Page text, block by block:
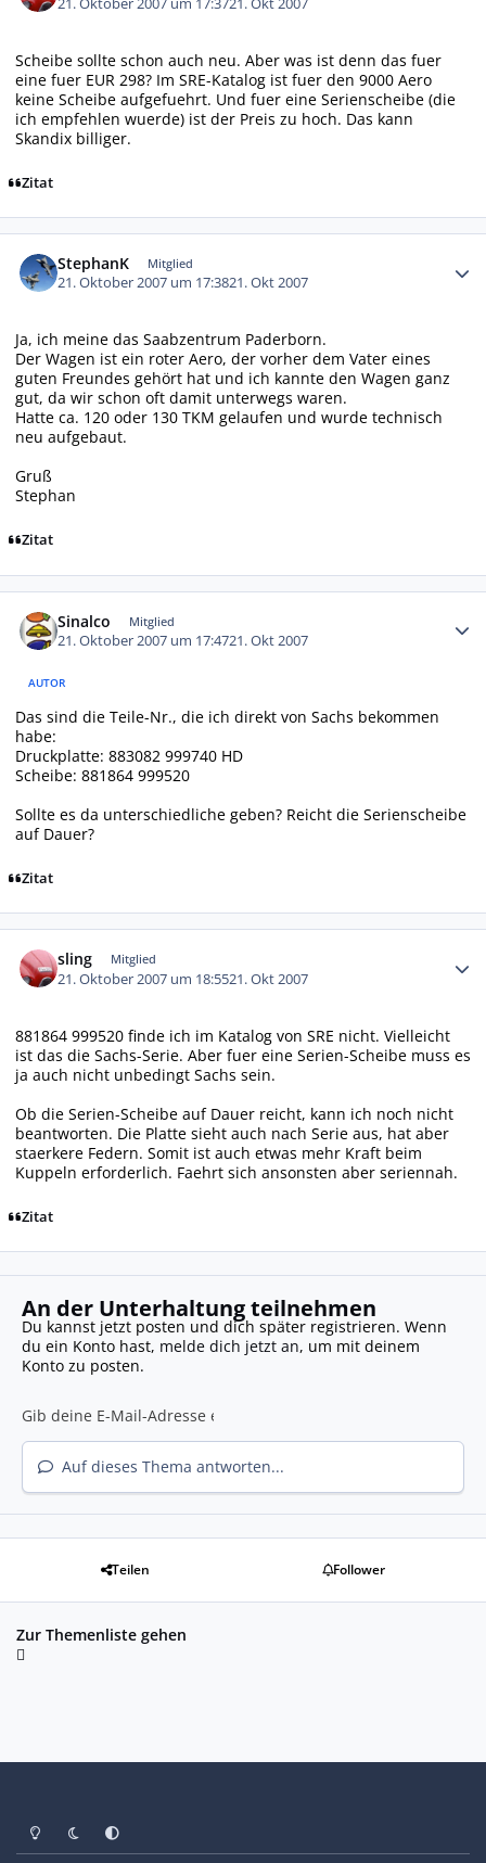
Scheibe sollte schon auch neu. Aber was ist denn das fuer
eine fuer EUR 298? Im SRE-Katalog ist fuer den 9000 Aero
keine Scheibe aufgefuehrt. Und fuer eine Serienscheibe (die
ich empfehlen wuerde) ist der Preis zu hoch. Das kann
Skandix billiger.
Zitat
StephanK Mitglied
21. Oktober 2007 um 17:3821. Okt 2007
Ja, ich meine das Saabzentrum Paderborn.
Der Wagen ist ein roter Aero, der vorher dem Vater eines
guten Freundes gehört hat und ich kannte den Wagen ganz
gut, da wir schon oft damit unterwegs waren.
Hatte ca. 120 oder 130 TKM gelaufen und wurde technisch
neu aufgebaut.
Gruß
Stephan
Zitat
Sinalco Mitglied
21. Oktober 2007 um 17:4721. Okt 2007
AUTOR
Das sind die Teile-Nr., die ich direkt von Sachs bekommen
habe:
Druckplatte: 883082 999740 HD
Scheibe: 881864 999520
Sollte es da unterschiedliche geben? Reicht die Serienscheibe
auf Dauer?
Zitat
sling Mitglied
21. Oktober 2007 um 18:5521. Okt 2007
881864 999520 finde ich im Katalog von SRE nicht. Vielleicht
ist das die Sachs-Serie. Aber fuer eine Serien-Scheibe muss es
ja auch nicht unbedingt Sachs sein.
Ob die Serien-Scheibe auf Dauer reicht, kann ich noch nicht
beantworten. Die Platte sieht auch nach Serie aus, hat aber
staerkere Federn. Somit ist auch etwas mehr Kraft beim
Kuppeln erforderlich. Faehrt sich ansonsten aber seriennah.
Zitat
An der Unterhaltung teilnehmen
Du kannst jetzt posten und dich später registrieren. Wenn
du ein Konto hast, melde dich jetzt an, um mit deinem
Konto zu posten.
Auf dieses Thema antworten...
Teilen Follower
Zur Themenliste gehen
Heller ModusDunkler Modus
Systemeinstellung